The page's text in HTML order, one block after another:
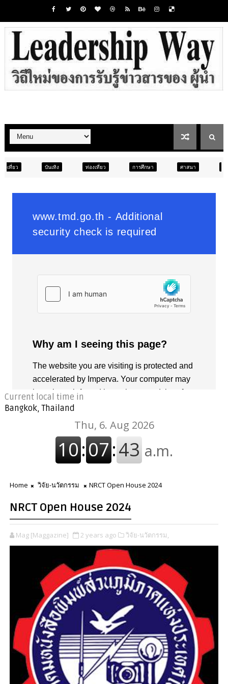
ท่องเที่ยว การศึกษา ศาสนา การศึกษา
Current local time in
Bangkok, Thailand
Home วิจัย-นวัตกรรม NRCT Open House 2024
NRCT Open House 2024
Mag [Maggazine] 2 years ago วิจัย-นวัตกรรม,